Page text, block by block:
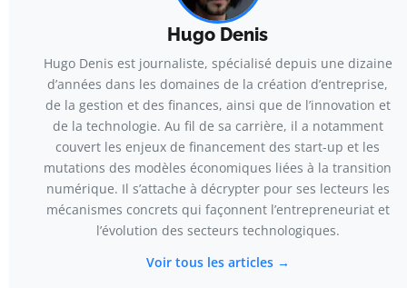
Hugo Denis
Hugo Denis est journaliste, spécialisé depuis une dizaine
d’années dans les domaines de la création d’entreprise,
de la gestion et des finances, ainsi que de l’innovation et
de la technologie. Au fil de sa carrière, il a notamment
couvert les enjeux de financement des start-up et les
mutations des modèles économiques liées à la transition
numérique. Il s’attache à décrypter pour ses lecteurs les
mécanismes concrets qui façonnent l’entrepreneuriat et
l’évolution des secteurs technologiques.
Voir tous les articles →